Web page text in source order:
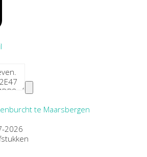
te Maarsbergen
2026